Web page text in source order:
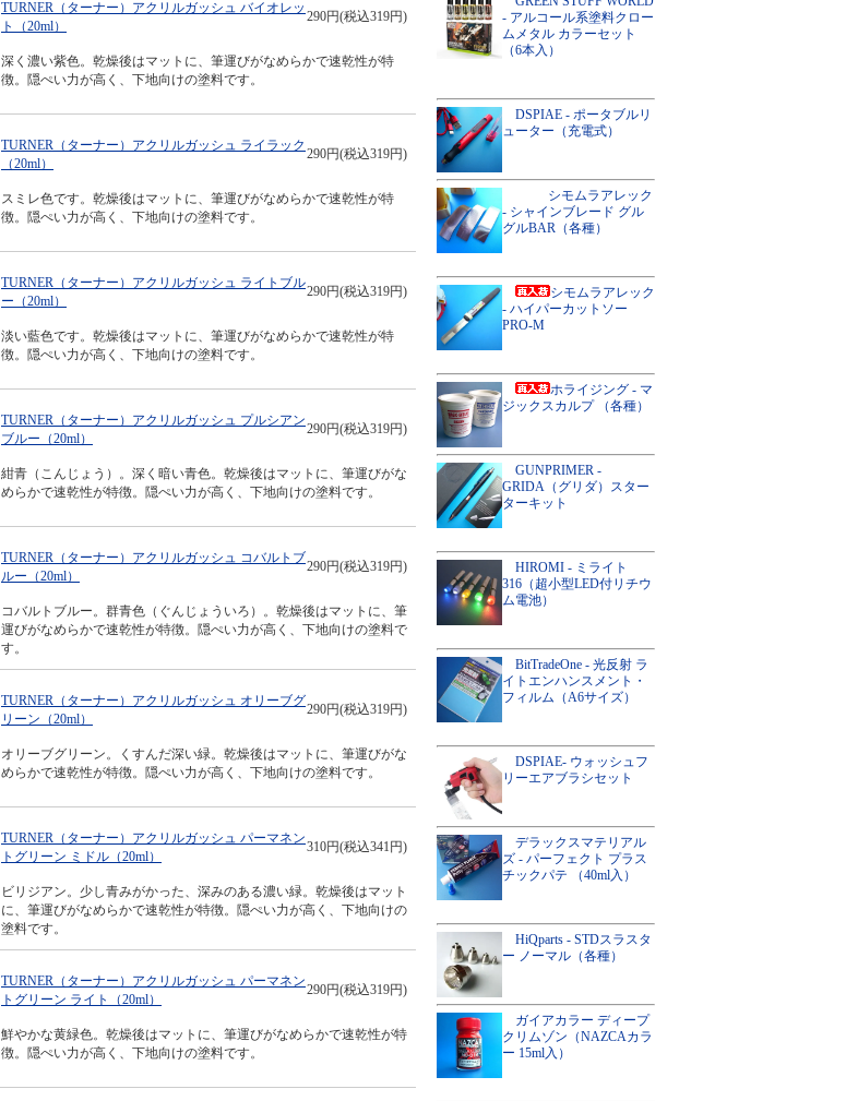
TURNER（ターナー）アクリルガッシュ バイオレッ
ト（20ml）
290円(税込319円)
深く濃い紫色。乾燥後はマットに、筆運びがなめらかで速乾性が特
徴。隠ぺい力が高く、下地向けの塗料です。
TURNER（ターナー）アクリルガッシュ ライラック
（20ml）
290円(税込319円)
スミレ色です。乾燥後はマットに、筆運びがなめらかで速乾性が特
徴。隠ぺい力が高く、下地向けの塗料です。
TURNER（ターナー）アクリルガッシュ ライトブル
ー（20ml）
290円(税込319円)
淡い藍色です。乾燥後はマットに、筆運びがなめらかで速乾性が特
徴。隠ぺい力が高く、下地向けの塗料です。
TURNER（ターナー）アクリルガッシュ プルシアン
ブルー（20ml）
290円(税込319円)
紺青（こんじょう）。深く暗い青色。乾燥後はマットに、筆運びがな
めらかで速乾性が特徴。隠ぺい力が高く、下地向けの塗料です。
TURNER（ターナー）アクリルガッシュ コバルトブ
ルー（20ml）
290円(税込319円)
コバルトブルー。群青色（ぐんじょういろ）。乾燥後はマットに、筆
運びがなめらかで速乾性が特徴。隠ぺい力が高く、下地向けの塗料で
す。
TURNER（ターナー）アクリルガッシュ オリーブグ
リーン（20ml）
290円(税込319円)
オリーブグリーン。くすんだ深い緑。乾燥後はマットに、筆運びがな
めらかで速乾性が特徴。隠ぺい力が高く、下地向けの塗料です。
TURNER（ターナー）アクリルガッシュ パーマネン
トグリーン ミドル（20ml）
310円(税込341円)
ビリジアン。少し青みがかった、深みのある濃い緑。乾燥後はマット
に、筆運びがなめらかで速乾性が特徴。隠ぺい力が高く、下地向けの
塗料です。
TURNER（ターナー）アクリルガッシュ パーマネン
トグリーン ライト（20ml）
290円(税込319円)
鮮やかな黄緑色。乾燥後はマットに、筆運びがなめらかで速乾性が特
徴。隠ぺい力が高く、下地向けの塗料です。
- アルコール系塗料クロー
ムメタル カラーセット
（6本入）
DSPIAE - ポータブルリ
ューター（充電式）
シモムラアレック
- シャインブレード グル
グルBAR（各種）
シモムラアレック
- ハイパーカットソー
PRO-M
ホライジング - マ
ジックスカルプ （各種）
GUNPRIMER -
GRIDA（グリダ）スター
ターキット
HIROMI - ミライト
316（超小型LED付リチウ
ム電池）
BitTradeOne - 光反射 ラ
イトエンハンスメント・
フィルム（A6サイズ）
DSPIAE- ウォッシュフ
リーエアブラシセット
デラックスマテリアル
ズ - パーフェクト プラス
チックパテ （40ml入）
HiQparts - STDスラスタ
ー ノーマル（各種）
ガイアカラー ディープ
クリムゾン（NAZCAカラ
ー 15ml入）